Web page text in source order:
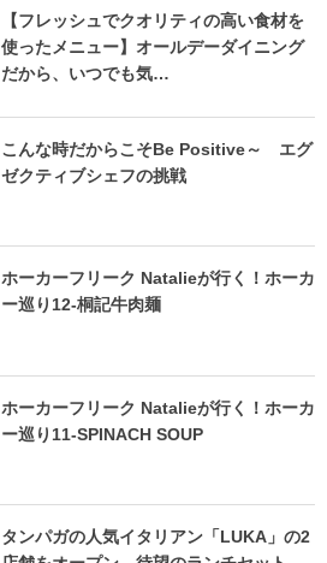
【フレッシュでクオリティの高い食材を
使ったメニュー】オールデーダイニング
だから、いつでも気…
こんな時だからこそBe Positive～ エグ
ゼクティブシェフの挑戦
ホーカーフリーク Natalieが行く！ホーカ
ー巡り12-桐記牛肉麺
ホーカーフリーク Natalieが行く！ホーカ
ー巡り11-SPINACH SOUP
タンパガの人気イタリアン「LUKA」の2